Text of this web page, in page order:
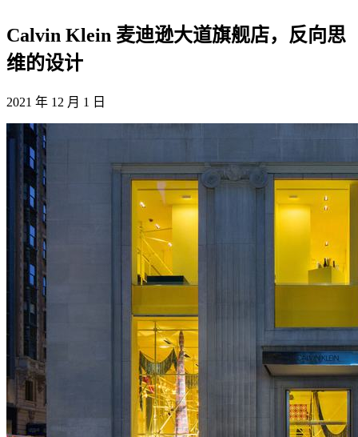
Calvin Klein 麦迪逊大道旗舰店，反向思
维的设计
2021 年 12 月 1 日